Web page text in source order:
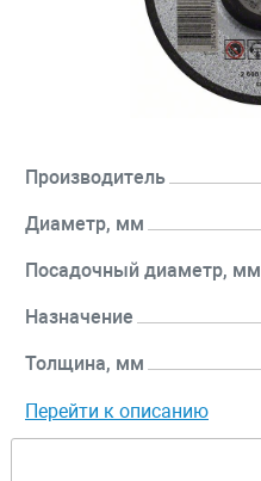
Производитель
Диаметр, мм
Посадочный диаметр, мм
Назначение
Толщина, мм
Перейти к описанию